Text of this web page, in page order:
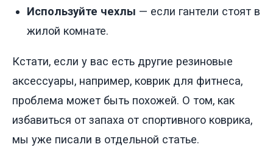
Используйте чехлы — если гантели стоят в
жилой комнате.
Кстати, если у вас есть другие резиновые
аксессуары, например, коврик для фитнеса,
проблема может быть похожей. О том, как
избавиться от запаха от спортивного коврика,
мы уже писали в отдельной статье.